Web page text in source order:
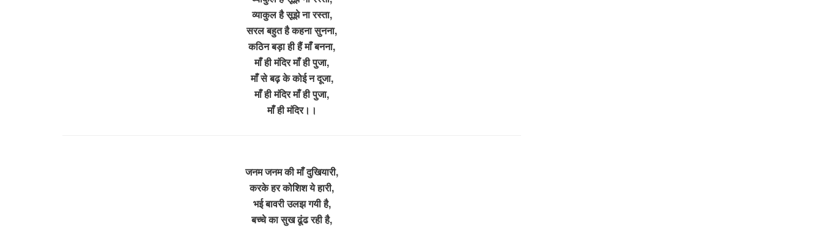
व्याकुल है सूझे ना रस्ता,
सरल बहुत है कहना सुनना,
कठिन बड़ा ही हैं माँ बनना,
माँ ही मंदिर माँ ही पुजा,
माँ से बढ़ के कोई न दूजा,
माँ ही मंदिर माँ ही पुजा,
माँ ही मंदिर।।
जनम जनम की माँ दुखियारी,
करके हर कोशिश ये हारी,
भई बावरी उलझ गयी है,
बच्चे का सुख ढूंढ रही है,